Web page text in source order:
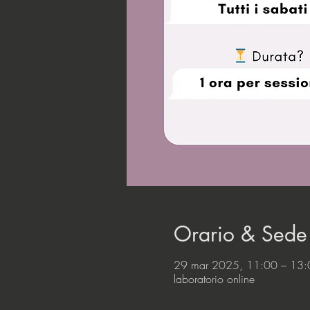
Orario & Sede
29 mar 2025, 11:00 –
laboratorio online